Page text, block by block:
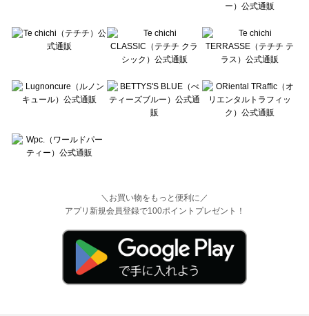
＼お買い物をもっと便利に／
アプリ新規会員登録で100ポイントプレゼント！